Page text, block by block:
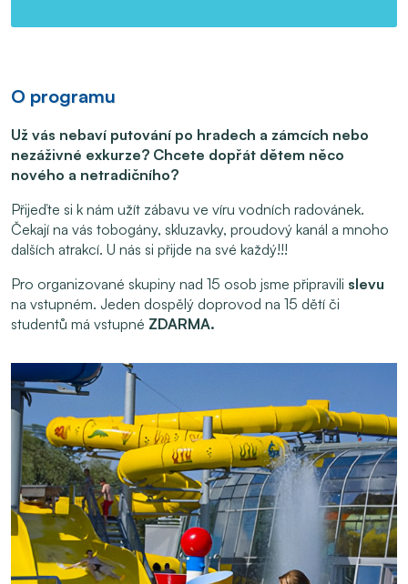
O programu
Už vás nebaví putování po hradech a zámcích nebo
nezáživné exkurze? Chcete dopřát dětem něco
nového a netradičního?
Přijeďte si k nám užít zábavu ve víru vodních radovánek.
Čekají na vás tobogány, skluzavky, proudový kanál a mnoho
dalších atrakcí. U nás si přijde na své každý!!!
Pro organizované skupiny nad 15 osob jsme připravili slevu
na vstupném. Jeden dospělý doprovod na 15 dětí či
studentů má vstupné ZDARMA.